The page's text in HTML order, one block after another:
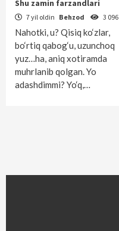
Shu zamin farzandlari
7 yil oldin Behzod 3 096
Nahotki, u? Qisiq ko‘zlar,
bo‘rtiq qabog‘u, uzunchoq
yuz…ha, aniq xotiramda
muhrlanib qolgan. Yo
adashdimmi? Yo‘q,…